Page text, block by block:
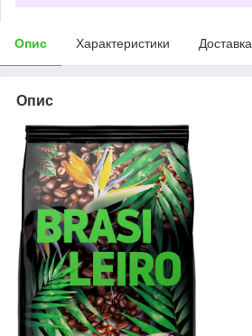
Опис Характеристики Доставка
Опис